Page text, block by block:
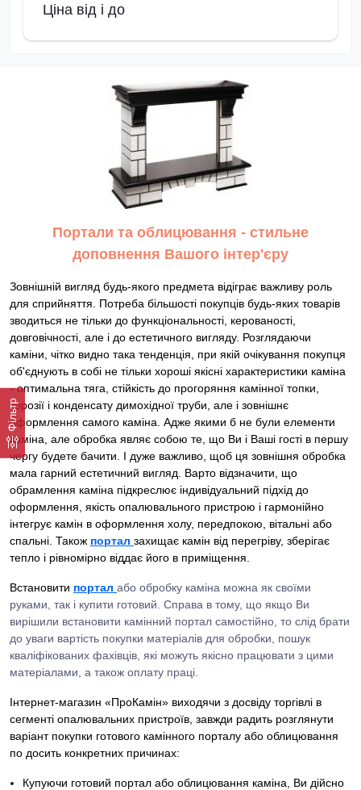
Фільтр
Ціна від і до
Портали та облицювання - стильне
доповнення Вашого інтер'єру
Зовнішній вигляд будь-якого предмета відіграє важливу роль
для сприйняття. Потреба більшості покупців будь-яких товарів
зводиться не тільки до функціональності, керованості,
довговічності, але і до естетичного вигляду. Розглядаючи
каміни, чітко видно така тенденція, при якій очікування покупця
об'єднують в собі не тільки хороші якісні характеристики каміна
- оптимальна тяга, стійкість до прогоряння камінної топки,
корозії і конденсату димохідної труби, але і зовнішнє
оформлення самого каміна. Адже якими б не були елементи
каміна, але обробка являє собою те, що Ви і Ваші гості в першу
чергу будете бачити. І дуже важливо, щоб ця зовнішня обробка
мала гарний естетичний вигляд. Варто відзначити, що
обрамлення каміна підкреслює індивідуальний підхід до
оформлення, якість опалювального пристрою і гармонійно
інтегрує камін в оформлення холу, передпокою, вітальні або
спальні. Також портал захищає камін від перегріву, зберігає
тепло і рівномірно віддає його в приміщення.
Встановити портал або обробку каміна можна як своїми
руками, так і купити готовий. Справа в тому, що якщо Ви
вирішили встановити камінний портал самостійно, то слід брати
до уваги вартість покупки матеріалів для обробки, пошук
кваліфікованих фахівців, які можуть якісно працювати з цими
матеріалами, а також оплату праці.
Інтернет-магазин «ПроКамін» виходячи з досвіду торгівлі в
сегменті опалювальних пристроїв, завжди радить розглянути
варіант покупки готового камінного порталу або облицювання
по досить конкретних причинах:
Купуючи готовий портал або облицювання каміна, Ви дійсно